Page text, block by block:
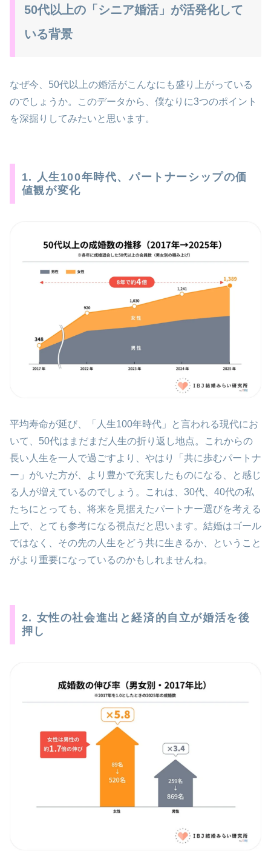
50代以上の「シニア婚活」が活発化して
いる背景
なぜ今、50代以上の婚活がこんなにも盛り上がっている
のでしょうか。このデータから、僕なりに3つのポイント
を深掘りしてみたいと思います。
1. 人生100年時代、パートナーシップの価
値観が変化
平均寿命が延び、「人生100年時代」と言われる現代にお
いて、50代はまだまだ人生の折り返し地点。これからの
長い人生を一人で過ごすより、やはり「共に歩むパートナ
ー」がいた方が、より豊かで充実したものになる、と感じ
る人が増えているのでしょう。これは、30代、40代の私
たちにとっても、将来を見据えたパートナー選びを考える
上で、とても参考になる視点だと思います。結婚はゴール
ではなく、その先の人生をどう共に生きるか、ということ
がより重要になっているのかもしれませんね。
2. 女性の社会進出と経済的自立が婚活を後
押し